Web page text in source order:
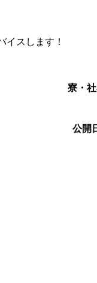
スします！
寮・
公開